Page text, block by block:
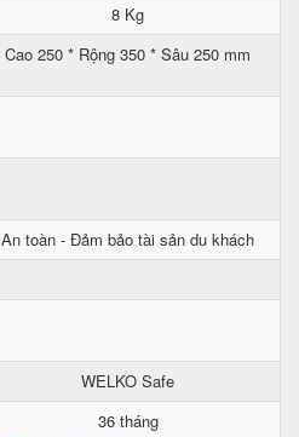
8 Kg
Cao 250 * Rộng 350 * Sâu 250 mm
An toàn - Đảm bảo tài sản du khách
WELKO Safe
36 tháng